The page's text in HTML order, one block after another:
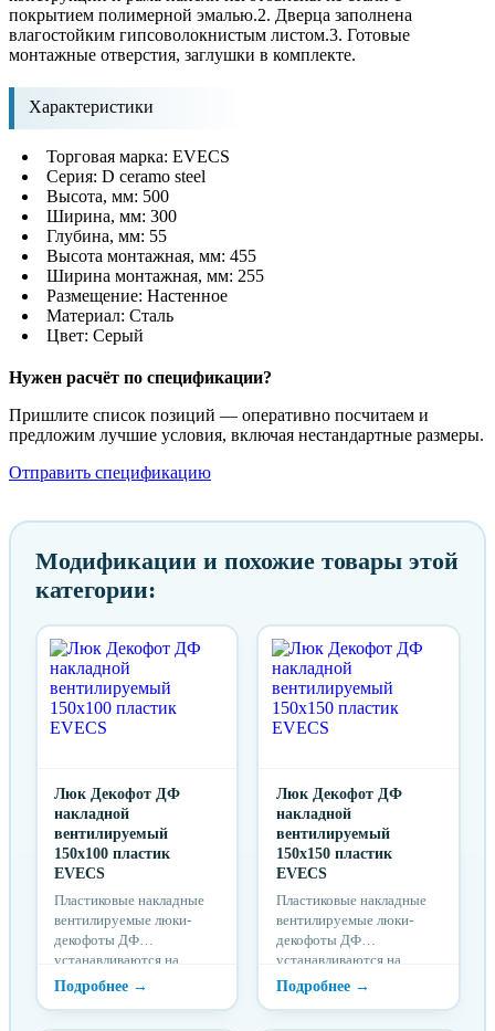
покрытием полимерной эмалью.2. Дверца заполнена
влагостойким гипсоволокнистым листом.3. Готовые
монтажные отверстия, заглушки в комплекте.
Характеристики
Торговая марка: EVECS
Серия: D ceramo steel
Высота, мм: 500
Ширина, мм: 300
Глубина, мм: 55
Высота монтажная, мм: 455
Ширина монтажная, мм: 255
Размещение: Настенное
Материал: Сталь
Цвет: Серый
Нужен расчёт по спецификации?
Пришлите список позиций — оперативно посчитаем и
предложим лучшие условия, включая нестандартные размеры.
Отправить спецификацию
Модификации и похожие товары этой
категории:
Люк Декофот ДФ
накладной
вентилируемый
150х100 пластик
EVECS
Пластиковые накладные
вентилируемые люки-
декофоты ДФ
устанавливаются на
поверхность стены
Люк Декофот ДФ
накладной
вентилируемый
150х150 пластик
EVECS
Пластиковые накладные
вентилируемые люки-
декофоты ДФ
устанавливаются на
поверхность стены